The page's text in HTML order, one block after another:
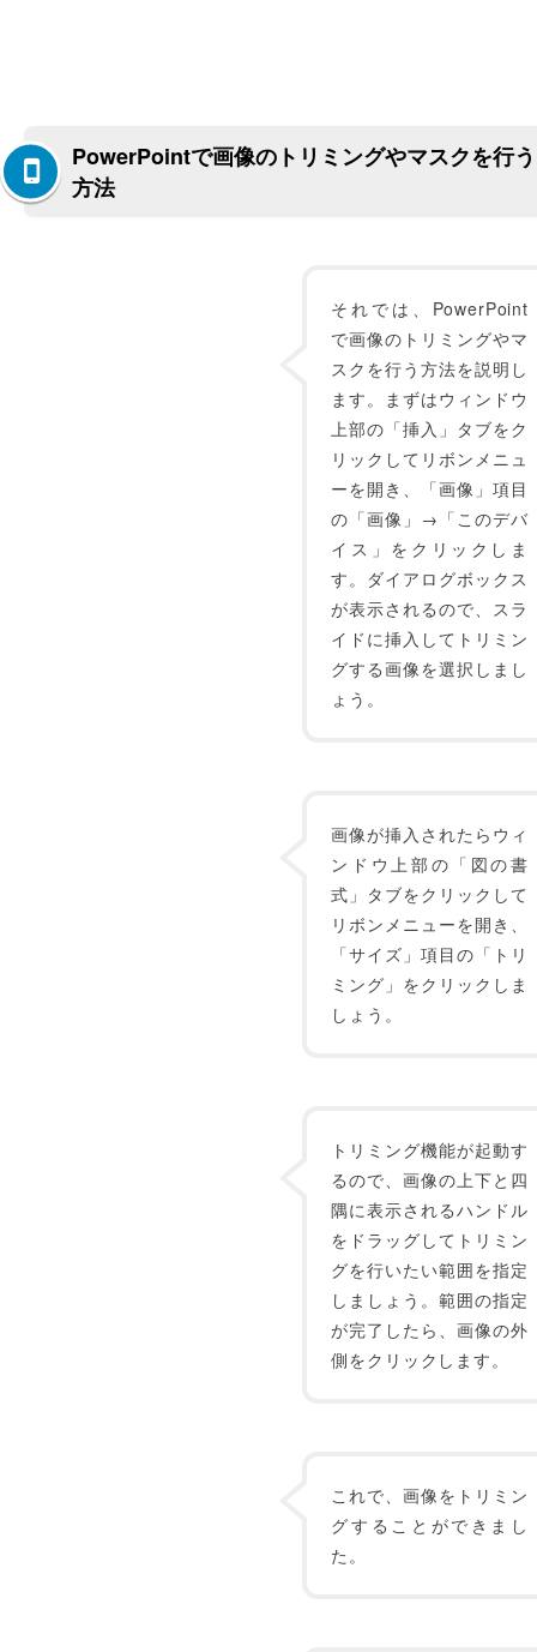
PowerPointで画像のトリミングやマスクを行う
方法
それでは、PowerPoint
で画像のトリミングやマ
スクを行う方法を説明し
ます。まずはウィンドウ
上部の「挿入」タブをク
リックしてリボンメニュ
ーを開き、「画像」項目
の「画像」→「このデバ
イス」をクリックしま
す。ダイアログボックス
が表示されるので、スラ
イドに挿入してトリミン
グする画像を選択しまし
ょう。
画像が挿入されたらウィ
ンドウ上部の「図の書
式」タブをクリックして
リボンメニューを開き、
「サイズ」項目の「トリ
ミング」をクリックしま
しょう。
トリミング機能が起動す
るので、画像の上下と四
隅に表示されるハンドル
をドラッグしてトリミン
グを行いたい範囲を指定
しましょう。範囲の指定
が完了したら、画像の外
側をクリックします。
これで、画像をトリミン
グすることができまし
た。